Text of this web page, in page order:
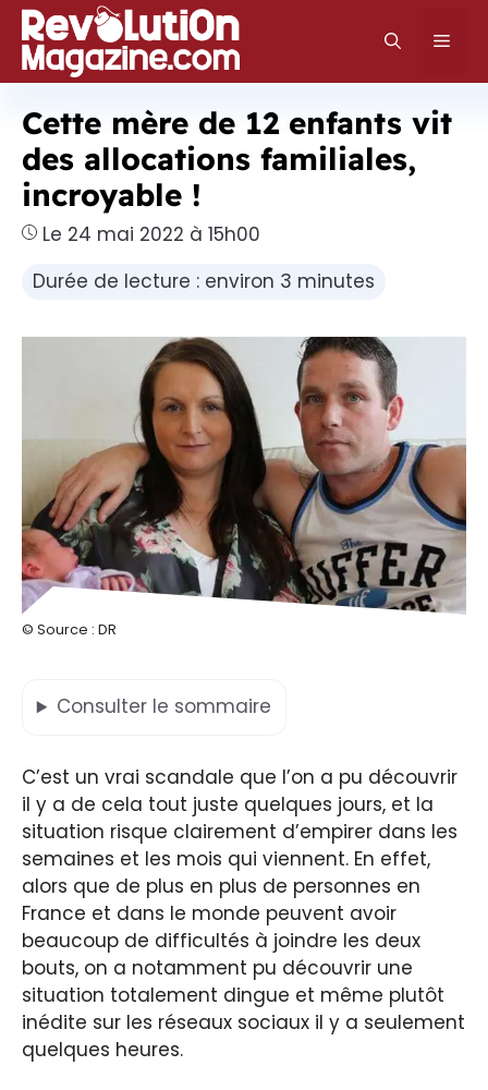
Aller
au
contenu
Cette mère de 12 enfants vit
des allocations familiales,
incroyable !
Le 24 mai 2022 à 15h00
Durée de lecture : environ 3 minutes
© Source : DR
Consulter le sommaire
C’est un vrai scandale que l’on a pu découvrir
il y a de cela tout juste quelques jours, et la
situation risque clairement d’empirer dans les
semaines et les mois qui viennent. En effet,
alors que de plus en plus de personnes en
France et dans le monde peuvent avoir
beaucoup de difficultés à joindre les deux
bouts, on a notamment pu découvrir une
situation totalement dingue et même plutôt
inédite sur les réseaux sociaux il y a seulement
quelques heures.